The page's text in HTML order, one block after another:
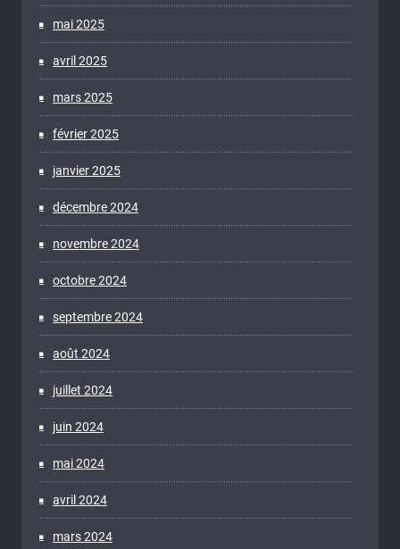
mai 2025
avril 2025
mars 2025
février 2025
janvier 2025
décembre 2024
novembre 2024
octobre 2024
septembre 2024
août 2024
juillet 2024
juin 2024
mai 2024
avril 2024
mars 2024